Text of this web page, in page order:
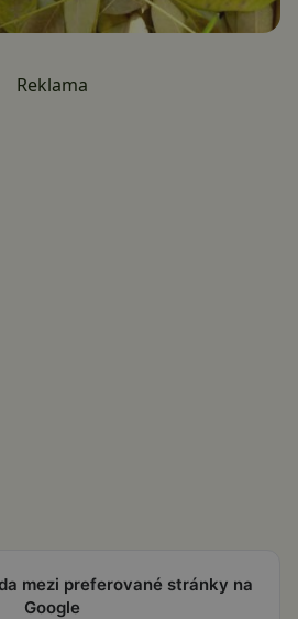
Reklama
mezi preferované stránky na
Google